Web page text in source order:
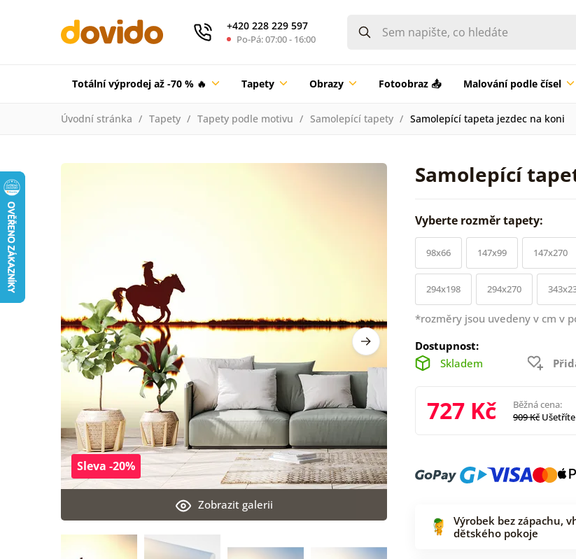
+420 228 229 597
Po-Pá: 07:00 - 16:00
Totální výprodej až -70 % 🔥 Tapety Obrazy Fotoobraz 📤 Malování podle čísel
Úvodní stránka Tapety Tapety podle motivu Samolepící tapety Samolepící tapeta jezdec na koni
Samolepící
Zobrazit galerii
Sleva -20%
Vyberte rozměr tapety:
98x66 147x99 147x270
294x198 294x270
*rozměry jsou uvedeny v cm v
Dostupnost:
Skladem
727 Kč
Běžná cena:
909 Kč Ušetříte
Výrobek bez zápachu,
dětského pokoje